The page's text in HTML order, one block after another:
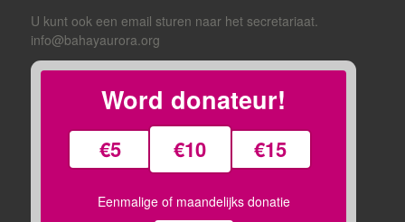
U kunt ook een email sturen naar het secretariaat.
info@bahayaurora.org
Word donateur!
€5 €10 €15
Eenmalige of maandelijks donatie